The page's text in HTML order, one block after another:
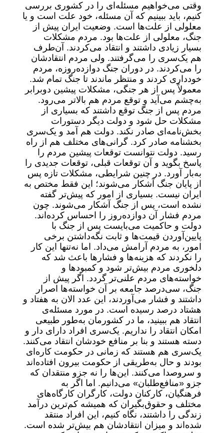
وقتی می‌خواهیم مسئله‌ای را در کشوری بررسی
کنیم، باید ببینیم که آن مسئله، خود علت است و یا
معلولی از علت‌ها است. وضعیت ایران پیش از
جنگ، معلولی از علت‌ها بود. مردم مشکلات
بسیار زیادی داشتند و انتقاد می‌کردند. آن‌طرف
هم یک‌سری را می‌گرفتند. ولی مردم انتقادشان
را می‌کردند. در دوران جنگ دوازده‌روزه، مردم
خودداری کردند و منتظر ماندند تا جنگ تمام شد.
معمولاً پس از هر جنگی، مشکلات پیشین دوبرابر
به‌چشم می‌آید و توقع مردم هم بالاتر می‌رود.
مردم پس از جنگ توقع داشتند که بسیاری از
مشکلات حل شود و دولت دیگر دستورات
بخش‌نامه‌ای صادر نکند. دولت هم آمد و یک‌سری
بخشنامه صادر کرد. گرانی‌های مختلف هم از راه
رسید. دولت نتوانست توقعات پیشین مردم را
پاسخ بگوید و آن توقعات قبلی، توقعات جدیدی را
به‌بار آورد. در چنین شرایطی، مشکلات تازه پس
از پایان جنگ آشکار می‌شوند؛ این فقط مختص به
ایران نیست. بسیاری از امور که پیش‌تر گفته
نشده است، پس از جنگ آشکار می‌شوند. چون
مردم فشار آن دوازده‌روز را احساس کرده‌اند.
دولت و حاکمیت می‌بایست پس از جنگ با
پایین‌آوردن قیمت‌ها و ثابت نگه‌داشتن برخی
امور، به مردم آرامش می‌داد. اما نه‌تنها این کار
را نکردند که هزینه‌ها و فشارها باعث شد که
دلخوری مردم بیش‌تر شود و کمبودها و
خواسته‌های مردم علنی‌تر گردد. اگر پیش از
جنگ، سی‌درصد جامعه بر آن خواسته‌ها اصرار
داشتند و فشار می‌آوردند، این عدد الان به هفتاد و
هشتاد درصد رسیده است. در مورد مسئله‌ی
انتقاد هم ببینید، ما در کشورمان به‌طور طبیعی
امکان انتقاد را نداریم. یک‌سری افراد دارای دار و
دسته هستند و بنا بر منافع خودشان انتقاد می‌کنند.
یک‌سری هم هستند که زمانی در حکومت کاره‌ای
بودند و حال به‌طریقی از حکومت بیرون افتاده‌اند
و سروصدا می‌کنند. این‌ها را نه جزو منتقدان که
جزو «منافع‌طلبان» می‌دانیم. اما اگر به
فرهنگیان، کارکنان دولت، کارگران کارگاه‌های
مختلف و حقوق‌‌بگیران که همیشه کم‌ترین درآمد
زندگی را داشتند، نگاه کنیم، این افراد منتقد
شده‌اند و میزان انتقادشان هم بیش‌تر شده است.